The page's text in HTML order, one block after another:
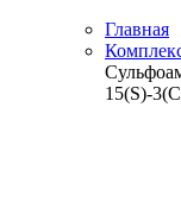
Главная
15(S)-